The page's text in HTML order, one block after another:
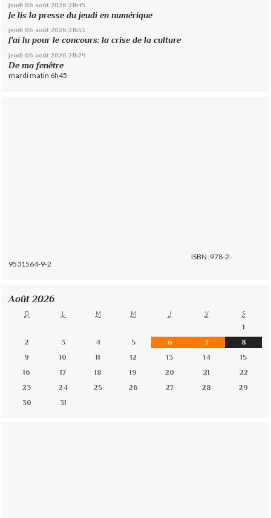
jeudi 06 août 2026 21h45
Je lis la presse du jeudi en numérique
jeudi 06 août 2026 21h33
J'ai lu pour le concours: la crise de la culture
jeudi 06 août 2026 21h29
De ma fenêtre
mardi matin 6h45
ISBN :978-2-
9531564-9-2
Août 2026
D L M M J V S
1
2
3 4 5 6 7
8
9
10 11 12 13 14
15
16
17 18 19 20 21
22
23
24 25 26 27 28
29
30
31